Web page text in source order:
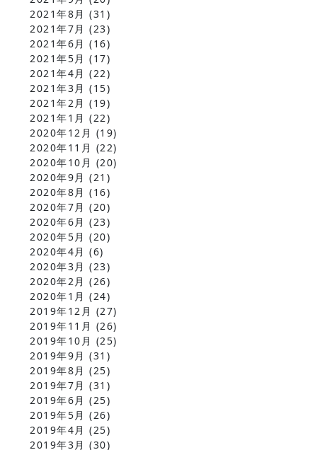
2021年8月 (31)
2021年7月 (23)
2021年6月 (16)
2021年5月 (17)
2021年4月 (22)
2021年3月 (15)
2021年2月 (19)
2021年1月 (22)
2020年12月 (19)
2020年11月 (22)
2020年10月 (20)
2020年9月 (21)
2020年8月 (16)
2020年7月 (20)
2020年6月 (23)
2020年5月 (20)
2020年4月 (6)
2020年3月 (23)
2020年2月 (26)
2020年1月 (24)
2019年12月 (27)
2019年11月 (26)
2019年10月 (25)
2019年9月 (31)
2019年8月 (25)
2019年7月 (31)
2019年6月 (25)
2019年5月 (26)
2019年4月 (25)
2019年3月 (30)